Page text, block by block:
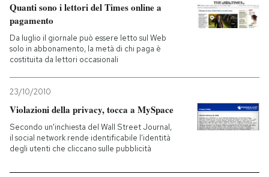
Quanti sono i lettori del Times online a
pagamento
Da luglio il giornale può essere letto sul Web
solo in abbonamento, la metà di chi paga è
costituita da lettori occasionali
23/10/2010
Violazioni della privacy, tocca a MySpace
Secondo un'inchiesta del Wall Street Journal,
il social network rende identificabile l'identità
degli utenti che cliccano sulle pubblicità